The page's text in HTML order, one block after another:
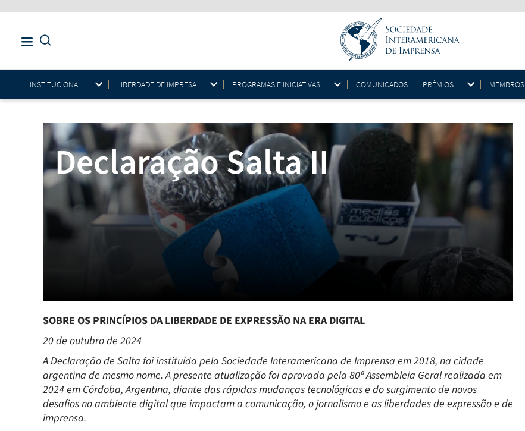
INSTITUCIONAL LIBERDADE DE IMPRESA PROGRAMAS E INICIATIVAS COMUNICADOS PRÊMIOS MEMBROS
Declaração Salta II
SOBRE OS PRINCÍPIOS DA LIBERDADE DE EXPRESSÃO NA ERA DIGITAL
20 de outubro de 2024
A Declaração de Salta foi instituída pela Sociedade Interamericana de Imprensa em 2018, na cidade
argentina de mesmo nome. A presente atualização foi aprovada pela 80ª Assembleia Geral realizada em
2024 em Córdoba, Argentina, diante das rápidas mudanças tecnológicas e do surgimento de novos
desafios no ambiente digital que impactam a comunicação, o jornalismo e as liberdades de expressão e de
imprensa.